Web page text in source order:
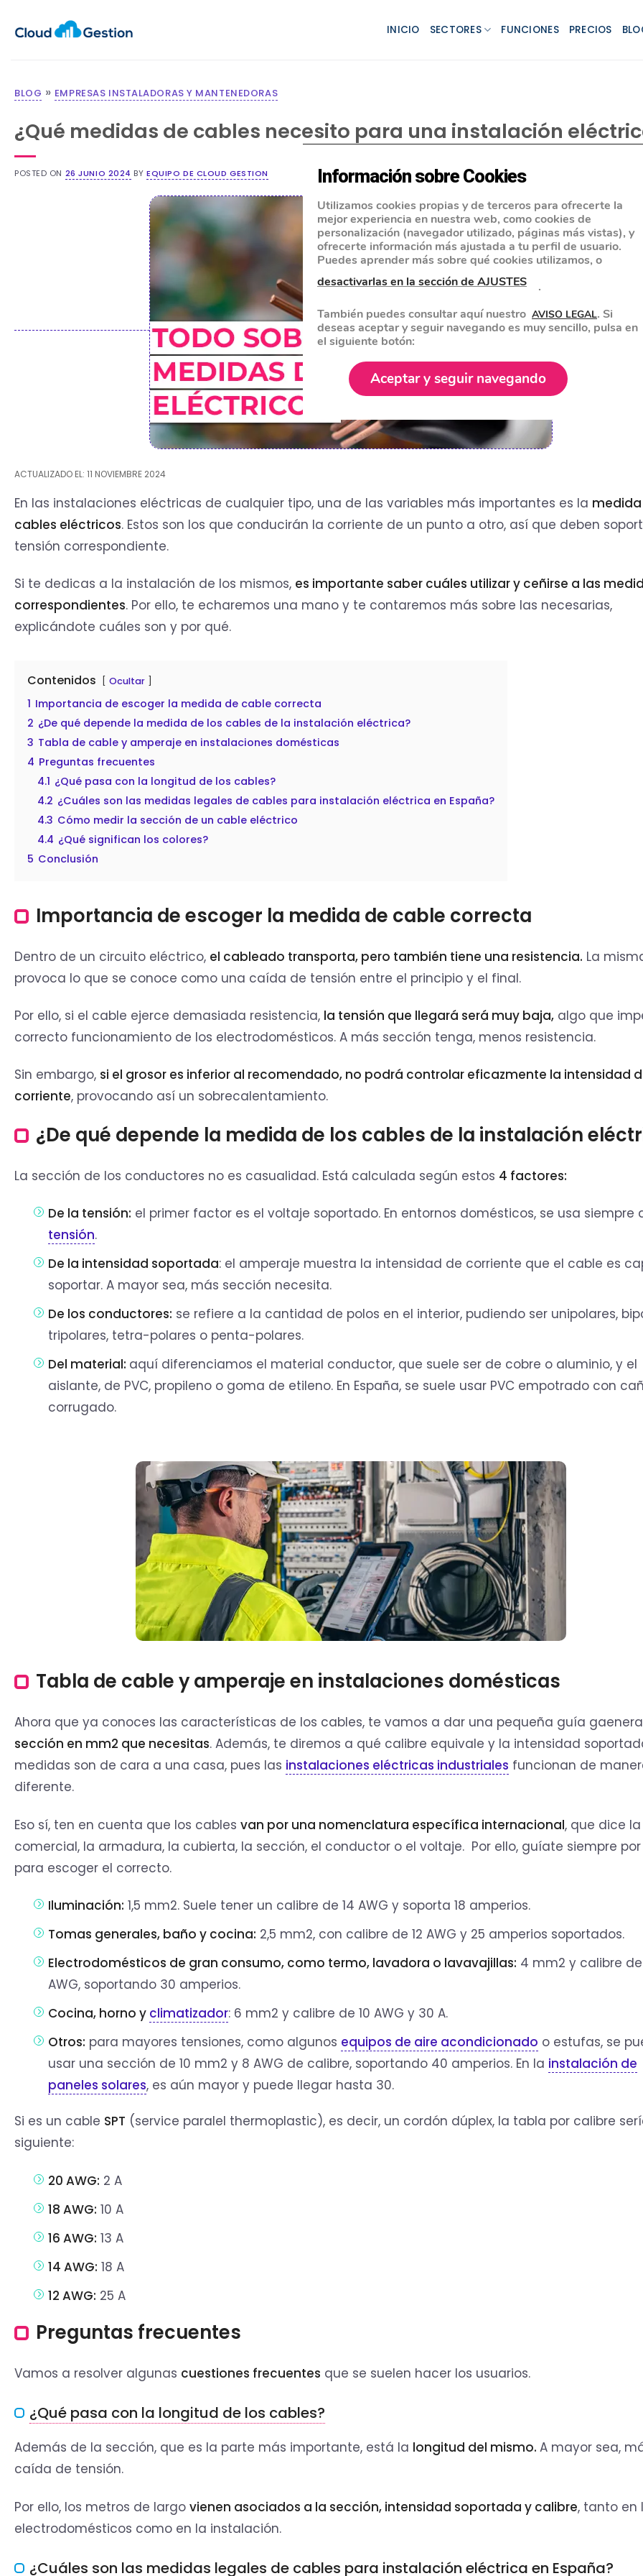
INICIO SECTORES FUNCIONES PRECIOS
BLOG » EMPRESAS INSTALADORAS Y MANTENEDORAS
¿Qué medidas de cables necesito para una instalación
POSTED ON 26 JUNIO 2024 BYEQUIPO DE CLOUD GESTION
ACTUALIZADO EL: 11 NOVIEMBRE 2024
En las instalaciones eléctricas de cualquier tipo, una de las variables más importantes es la
cables eléctricos. Estos son los que conducirán la corriente de un punto a otro, así que deben
tensión correspondiente.
Si te dedicas a la instalación de los mismos, es importante saber cuáles utilizar y ceñirse a las
correspondientes. Por ello, te echaremos una mano y te contaremos más sobre las necesarias,
explicándote cuáles son y por qué.
Contenidos Ocultar
1 Importancia de escoger la medida de cable correcta
2 ¿De qué depende la medida de los cables de la instalación eléctrica?
3 Tabla de cable y amperaje en instalaciones domésticas
4 Preguntas frecuentes
4.1 ¿Qué pasa con la longitud de los cables?
4.2 ¿Cuáles son las medidas legales de cables para instalación eléctrica en España?
4.3 Cómo medir la sección de un cable eléctrico
4.4 ¿Qué significan los colores?
5 Conclusión
Importancia de escoger la medida de cable correcta
Dentro de un circuito eléctrico, el cableado transporta, pero también tiene una resistencia. La
provoca lo que se conoce como una caída de tensión entre el principio y el final.
Por ello, si el cable ejerce demasiada resistencia, la tensión que llegará será muy baja, algo que
correcto funcionamiento de los electrodomésticos. A más sección tenga, menos resistencia.
Sin embargo, si el grosor es inferior al recomendado, no podrá controlar eficazmente la intensidad
corriente, provocando así un sobrecalentamiento.
¿De qué depende la medida de los cables de la instalación
La sección de los conductores no es casualidad. Está calculada según estos 4 factores:
De la tensión: el primer factor es el voltaje soportado. En entornos domésticos, se usa siempre
tensión.
De la intensidad soportada: el amperaje muestra la intensidad de corriente que el cable es
soportar. A mayor sea, más sección necesita.
De los conductores: se refiere a la cantidad de polos en el interior, pudiendo ser unipolares,
tripolares, tetra-polares o penta-polares.
Del material: aquí diferenciamos el material conductor, que suele ser de cobre o aluminio, y el
aislante, de PVC, propileno o goma de etileno. En España, se suele usar PVC empotrado con
corrugado.
Tabla de cable y amperaje en instalaciones domésticas
Ahora que ya conoces las características de los cables, te vamos a dar una pequeña guía
sección en mm2 que necesitas. Además, te diremos a qué calibre equivale y la intensidad
medidas son de cara a una casa, pues las instalaciones eléctricas industriales funcionan de
diferente.
Eso sí, ten en cuenta que los cables van por una nomenclatura específica internacional, que dice
comercial, la armadura, la cubierta, la sección, el conductor o el voltaje. Por ello, guíate siempre
para escoger el correcto.
Iluminación: 1,5 mm2. Suele tener un calibre de 14 AWG y soporta 18 amperios.
Tomas generales, baño y cocina: 2,5 mm2, con calibre de 12 AWG y 25 amperios soportados.
Electrodomésticos de gran consumo, como termo, lavadora o lavavajillas: 4 mm2 y calibre de
AWG, soportando 30 amperios.
Cocina, horno y climatizador: 6 mm2 y calibre de 10 AWG y 30 A.
Otros: para mayores tensiones, como algunos equipos de aire acondicionado o estufas, se
usar una sección de 10 mm2 y 8 AWG de calibre, soportando 40 amperios. En la instalación de
paneles solares, es aún mayor y puede llegar hasta 30.
Si es un cable SPT (service paralel thermoplastic), es decir, un cordón dúplex, la tabla por calibre
siguiente:
20 AWG: 2 A
18 AWG: 10 A
16 AWG: 13 A
14 AWG: 18 A
12 AWG: 25 A
Preguntas frecuentes
Vamos a resolver algunas cuestiones frecuentes que se suelen hacer los usuarios.
¿Qué pasa con la longitud de los cables?
Además de la sección, que es la parte más importante, está la longitud del mismo. A mayor sea,
caída de tensión.
Por ello, los metros de largo vienen asociados a la sección, intensidad soportada y calibre, tanto en
electrodomésticos como en la instalación.
¿Cuáles son las medidas legales de cables para instalación eléctrica en España?
Información sobre Cookies
Utilizamos cookies propias y de terceros para ofrecerte la
mejor experiencia en nuestra web, como cookies de
personalización (navegador utilizado, páginas más vistas), y
ofrecerte información más ajustada a tu perfil de usuario.
Puedes aprender más sobre qué cookies utilizamos, o
desactivarlas en la sección de AJUSTES
.
También puedes consultar aquí nuestro AVISO LEGAL. Si
deseas aceptar y seguir navegando es muy sencillo, pulsa en
el siguiente botón:
Aceptar y seguir navegando